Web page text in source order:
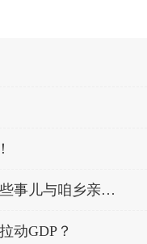
【统统告诉你】农普普法干货速收藏！第四次全国农业普查，这些事儿与咱乡亲息息相关～
动GDP？